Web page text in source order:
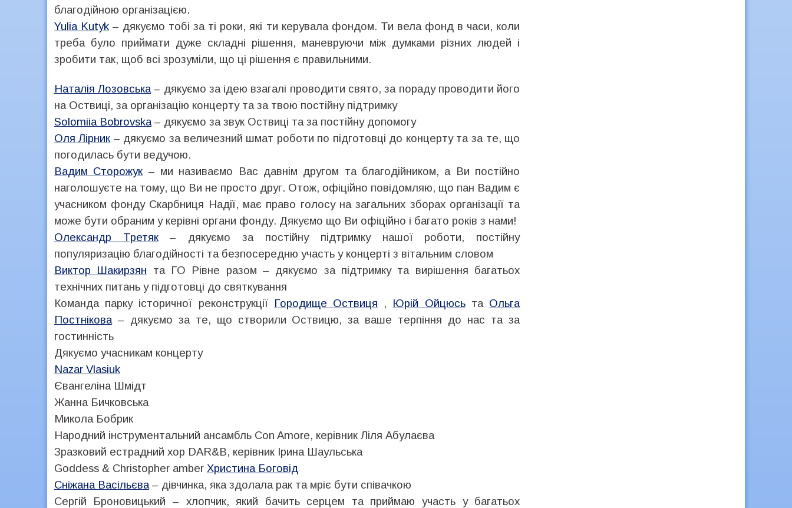
благодійною організацією.
Yulia Kutyk– дякуємо тобі за ті роки, які ти керувала фондом. Ти вела фонд в часи, коли
треба було приймати дуже складні рішення, маневруючи між думками різних людей і
зробити так, щоб всі зрозуміли, що ці рішення є правильними.
Наталія Лозовська– дякуємо за ідею взагалі проводити свято, за пораду проводити його
на Оствиці, за організацію концерту та за твою постійну підтримку
Solomiia Bobrovska– дякуємо за звук Оствиці та за постійну допомогу
Оля Лірник – дякуємо за величезний шмат роботи по підготовці до концерту та за те, що
погодилась бути ведучою.
Вадим Сторожук – ми називаємо Вас давнім другом та благодійником, а Ви постійно
наголошуєте на тому, що Ви не просто друг. Отож, офіційно повідомляю, що пан Вадим є
учасником фонду Скарбниця Надії, має право голосу на загальних зборах організації та
може бути обраним у керівні органи фонду. Дякуємо що Ви офіційно і багато років з нами!
Олександр Третяк– дякуємо за постійну підтримку нашої роботи, постійну
популяризацію благодійності та безпосередню участь у концерті з вітальним словом
Виктор Шакирзян та ГО Рівне разом – дякуємо за підтримку та вирішення багатьох
технічних питань у підготовці до святкування
Команда парку історичної реконструкції Городище Оствиця , Юрій Ойцюсьта Ольга
Постнікова– дякуємо за те, що створили Оствицю, за ваше терпіння до нас та за
гостинність
Дякуємо учасникам концерту
Nazar Vlasiuk
Євангеліна Шмідт
Жанна Бичковська
Микола Бобрик
Народний інструментальний ансамбль Con Amore, керівник Ліля Абулаєва
Зразковий естрадний хор DAR&B, керівник Ірина Шаульська
Goddess & Christopher amber Христина Боговід
Сніжана Васільєва– дівчинка, яка здолала рак та мріє бути співачкою
Сергій Броновицький – хлопчик, який бачить серцем та приймаю участь у багатьох